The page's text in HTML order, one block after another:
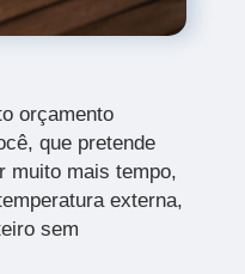
orçamento
que pretende
muito mais tempo,
externa,
sem